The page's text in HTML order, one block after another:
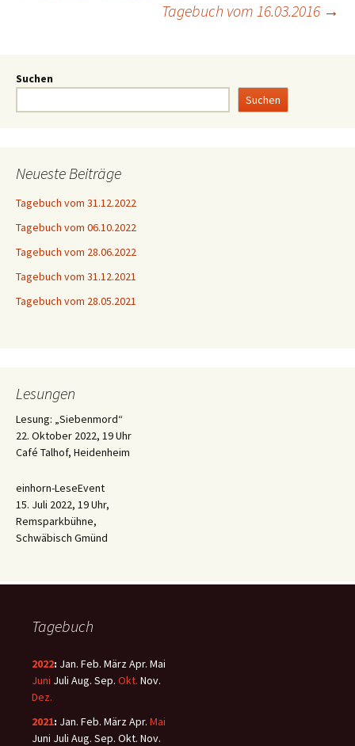
Tagebuch vom 16.03.2016 →
Suchen
Suchen
Neueste Beiträge
Tagebuch vom 31.12.2022
Tagebuch vom 06.10.2022
Tagebuch vom 28.06.2022
Tagebuch vom 31.12.2021
Tagebuch vom 28.05.2021
Lesungen
Lesung: „Siebenmord“
22. Oktober 2022, 19 Uhr
Café Talhof, Heidenheim
einhorn-LeseEvent
15. Juli 2022, 19 Uhr,
Remsparkbühne,
Schwäbisch Gmünd
Tagebuch
2022: Jan. Feb. MärzApr. Mai
Juni Juli Aug. Sep. Okt. Nov.
Dez.
2021: Jan. Feb. MärzApr. Mai
Juni Juli Aug. Sep. Okt. Nov.